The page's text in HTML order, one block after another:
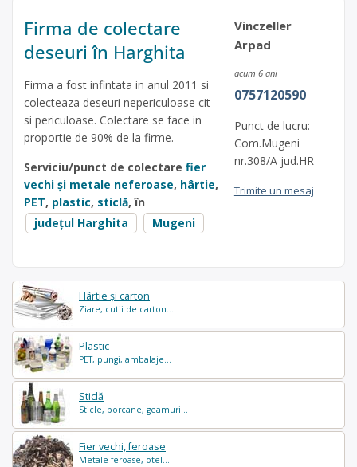
Hârtie și carton
Ziare, cutii de carton...
Plastic
PET, pungi, ambalaje...
Sticlă
Sticle, borcane, geamuri...
Fier vechi, feroase
Metale feroase, otel...
Firma de colectare
deseuri în Harghita
Firma a fost infintata in anul 2011 si
colecteaza deseuri nepericuloase cit
si periculoase. Colectare se face in
proportie de 90% de la firme.
Serviciu/punct de colectare fier
vechi și metale neferoase, hârtie,
PET, plastic, sticlă, în
județul Harghita
Mugeni
Vinczeller
Arpad
acum 6 ani
0757120590
Punct de lucru:
Com.Mugeni
nr.308/A jud.HR
Trimite un mesaj